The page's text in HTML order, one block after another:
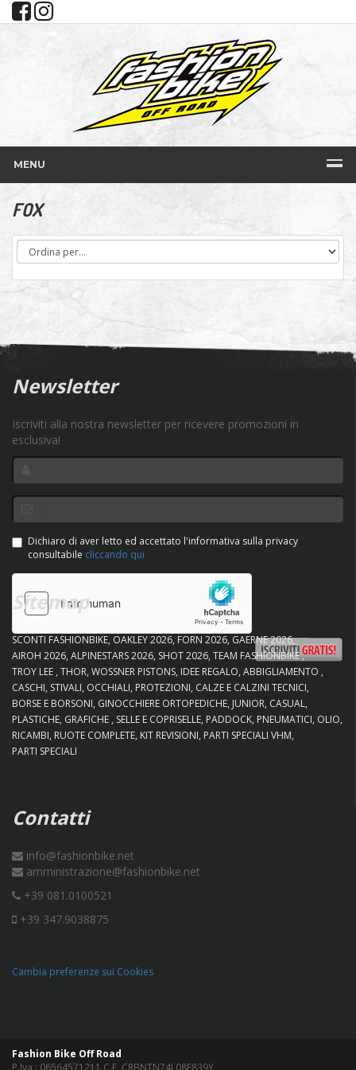
MENU
FOX
Newsletter
Iscriviti alla nostra newsletter per ricevere promozioni in
esclusiva!
Dichiaro di aver letto ed accettato l'informativa sulla privacy
consultabile cliccando qui
Sitemap
SCONTI FASHIONBIKE OAKLEY 2026 FORN 2026 GAERNE 2026
AIROH 2026 ALPINESTARS 2026 SHOT 2026 TEAM FASHIONBIKE
TROY LEE THOR WOSSNER PISTONS IDEE REGALO ABBIGLIAMENTO
CASCHI STIVALI OCCHIALI PROTEZIONI CALZE E CALZINI TECNICI
BORSE E BORSONI GINOCCHIERE ORTOPEDICHE JUNIOR CASUAL
PLASTICHE GRAFICHE SELLE E COPRISELLE PADDOCK PNEUMATICI OLIO
RICAMBI RUOTE COMPLETE KIT REVISIONI PARTI SPECIALI VHM
PARTI SPECIALI
Contatti
info@fashionbike.net
amministrazione@fashionbike.net
+39 081.0100521
+39 347.9038875
Cambia preferenze sui Cookies
Fashion Bike Off Road
P.Iva : 06564571211 C.F. CRBNTN74L08F839Y